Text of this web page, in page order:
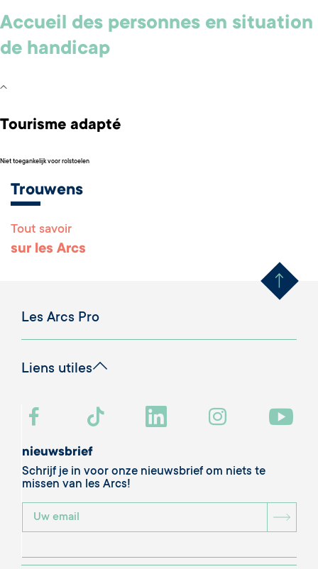
Accueil des personnes en situation
de handicap
Tourisme adapté
Niet toegankelijk voor rolstoelen
Trouwens
Tout savoir
sur les Arcs Remonter
Les Arcs Pro
Liens utiles
nieuwsbrief
Schrijf je in voor onze nieuwsbrief om niets te
missen van les Arcs!